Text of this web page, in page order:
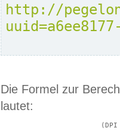
http://
Die Formel zur
lautet: